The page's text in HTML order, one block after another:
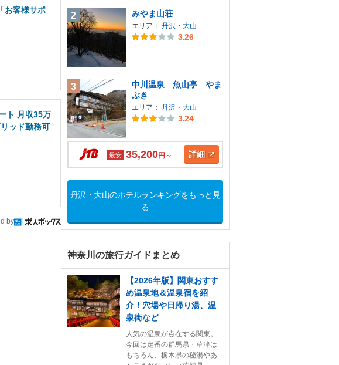
お客様サポ
ト 月収35万
ッド勤務可
by
2 みやま山荘
エリア：丹沢・大山
3.26
3
中川温泉 魚山亭 やま
ぶき
エリア：丹沢・大山
3.24
最安 35,200円～ 詳細
丹沢・大山のホテルランキングをもっと見
る
神奈川の旅行ガイドまとめ
【2026年版】関東おすす
め温泉地＆温泉宿を紹
介！穴場や日帰り湯、温
泉街など
人気の温泉が点在する関東。
今回は定番の群馬県・草津は
もちろん、栃木県の秘湯やあ